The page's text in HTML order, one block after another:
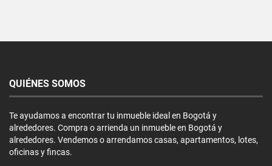
QUIÉNES SOMOS
Te ayudamos a encontrar tu inmueble ideal en Bogotá y
alrededores. Compra o arrienda un inmueble en Bogotá y
alrededores. Vendemos o arrendamos casas, apartamentos, lotes,
oficinas y fincas.